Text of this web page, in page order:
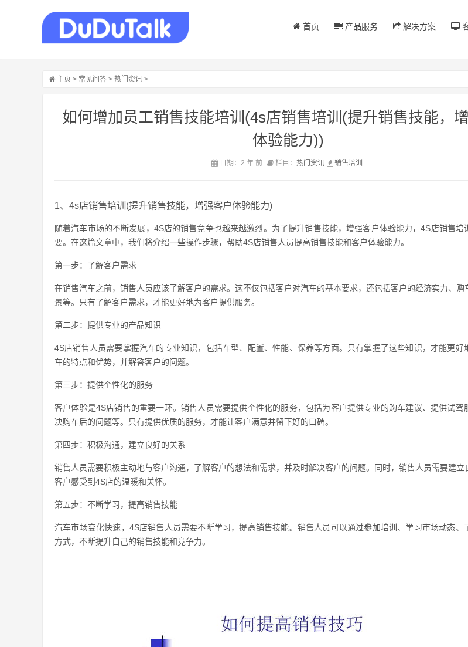
首页 产品服务 解决方案
主页 > 常见问答 > 热门资讯 >
如何增加员工销售技能培训(4s店销售培训(提升销售技能，
体验能力))
日期：2 年 前 栏目： 热门资讯 销售培训
1、4s店销售培训(提升销售技能，增强客户体验能力)
随着汽车市场的不断发展，4S店的销售竞争也越来越激烈。为了提升销售技能，增强客户体验能力，4S店销售培
要。在这篇文章中，我们将介绍一些操作步骤，帮助4S店销售人员提高销售技能和客户体验能力。
第一步：了解客户需求
在销售汽车之前，销售人员应该了解客户的需求。这不仅包括客户对汽车的基本要求，还包括客户的经济实力、购
景等。只有了解客户需求，才能更好地为客户提供服务。
第二步：提供专业的产品知识
4S店销售人员需要掌握汽车的专业知识，包括车型、配置、性能、保养等方面。只有掌握了这些知识，才能更好
车的特点和优势，并解答客户的问题。
第三步：提供个性化的服务
客户体验是4S店销售的重要一环。销售人员需要提供个性化的服务，包括为客户提供专业的购车建议、提供试驾
决购车后的问题等。只有提供优质的服务，才能让客户满意并留下好的口碑。
第四步：积极沟通，建立良好的关系
销售人员需要积极主动地与客户沟通，了解客户的想法和需求，并及时解决客户的问题。同时，销售人员需要建立
客户感受到4S店的温暖和关怀。
第五步：不断学习，提高销售技能
汽车市场变化快速，4S店销售人员需要不断学习，提高销售技能。销售人员可以通过参加培训、学习市场动态、
方式，不断提升自己的销售技能和竞争力。